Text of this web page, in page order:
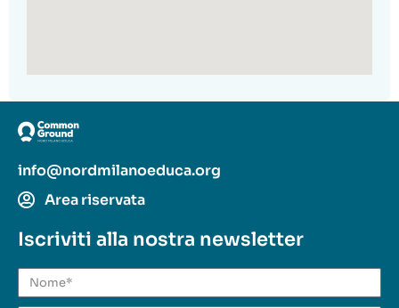
info@nordmilanoeduca.org
Area riservata
Iscriviti alla nostra newsletter